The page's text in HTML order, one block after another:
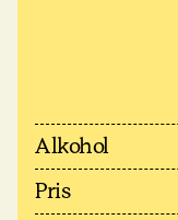
Alkohol
Pris